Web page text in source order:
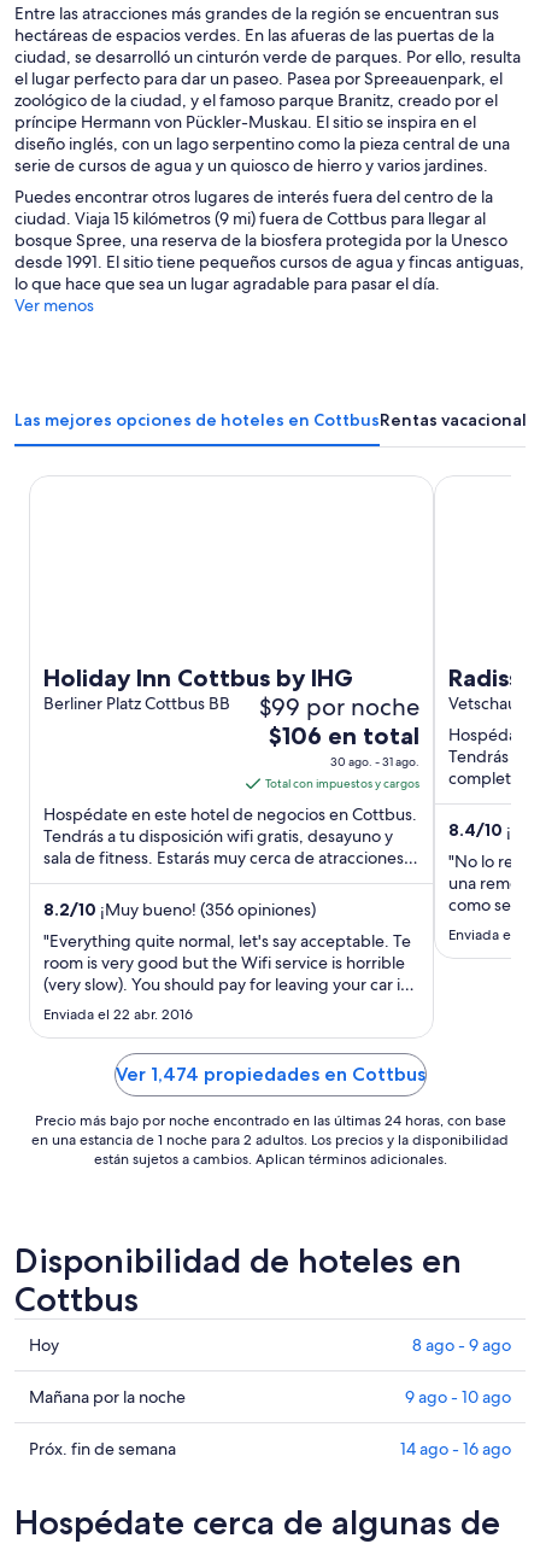
Entre las atracciones más grandes de la región se encuentran sus
hectáreas de espacios verdes. En las afueras de las puertas de la
ciudad, se desarrolló un cinturón verde de parques. Por ello, resulta
el lugar perfecto para dar un paseo. Pasea por Spreeauenpark, el
zoológico de la ciudad, y el famoso parque Branitz, creado por el
príncipe Hermann von Pückler-Muskau. El sitio se inspira en el
diseño inglés, con un lago serpentino como la pieza central de una
serie de cursos de agua y un quiosco de hierro y varios jardines.
Puedes encontrar otros lugares de interés fuera del centro de la
ciudad. Viaja 15 kilómetros (9 mi) fuera de Cottbus para llegar al
bosque Spree, una reserva de la biosfera protegida por la Unesco
desde 1991. El sitio tiene pequeños cursos de agua y fincas antiguas,
lo que hace que sea un lugar agradable para pasar el día.
Ver menos
Las mejores opciones de hoteles en CottbusRentas
Holiday Inn Cottbus by IHG
Berliner Platz Cottbus BB $99 por noche
El
es
de
$106
en
total
por
noche
del
30
al
31
ago
$106 en total
30 ago. - 31 ago.
Total con impuestos y cargos
Hospédate en este hotel de negocios en Cottbus.
Tendrás a tu disposición wifi gratis, desayuno y
sala de fitness. Estarás muy cerca de atracciones
como Lindenpforte ...
8.2/10 ¡Muy bueno! (356 opiniones)
"Everything quite normal, let's say acceptable. Te
room is very good but the Wifi service is horrible
(very slow). You should pay for leaving your car in
the parking of the hotel (I didn't like this). The
bit expensive in my opinion."
Enviada el 22 abr. 2016
Holiday Inn Cottbus by IHG
Vetschauer
Hospédate
Tendrás a
completo y
atracciones
8.4/10
"No lo
una
como se
almohada
Enviada el 15
Radisson
Ver 1,474 propiedades en Cottbus
Precio más bajo por noche encontrado en las últimas 24 horas, con base
en una estancia de 1 noche para 2 adultos. Los precios y la disponibilidad
están sujetos a cambios. Aplican términos adicionales.
Disponibilidad de hoteles en
Cottbus
Consultar
precios
en
Cottbus
para
ago
Hoy 8 ago - 9 ago
Consultar
precios
en
mañana
Mañana por la noche 9 ago - 10 ago
Consultar
Cottbus
Próx. fin de semana 14 ago - 16 ago
Hospédate cerca de algunas de